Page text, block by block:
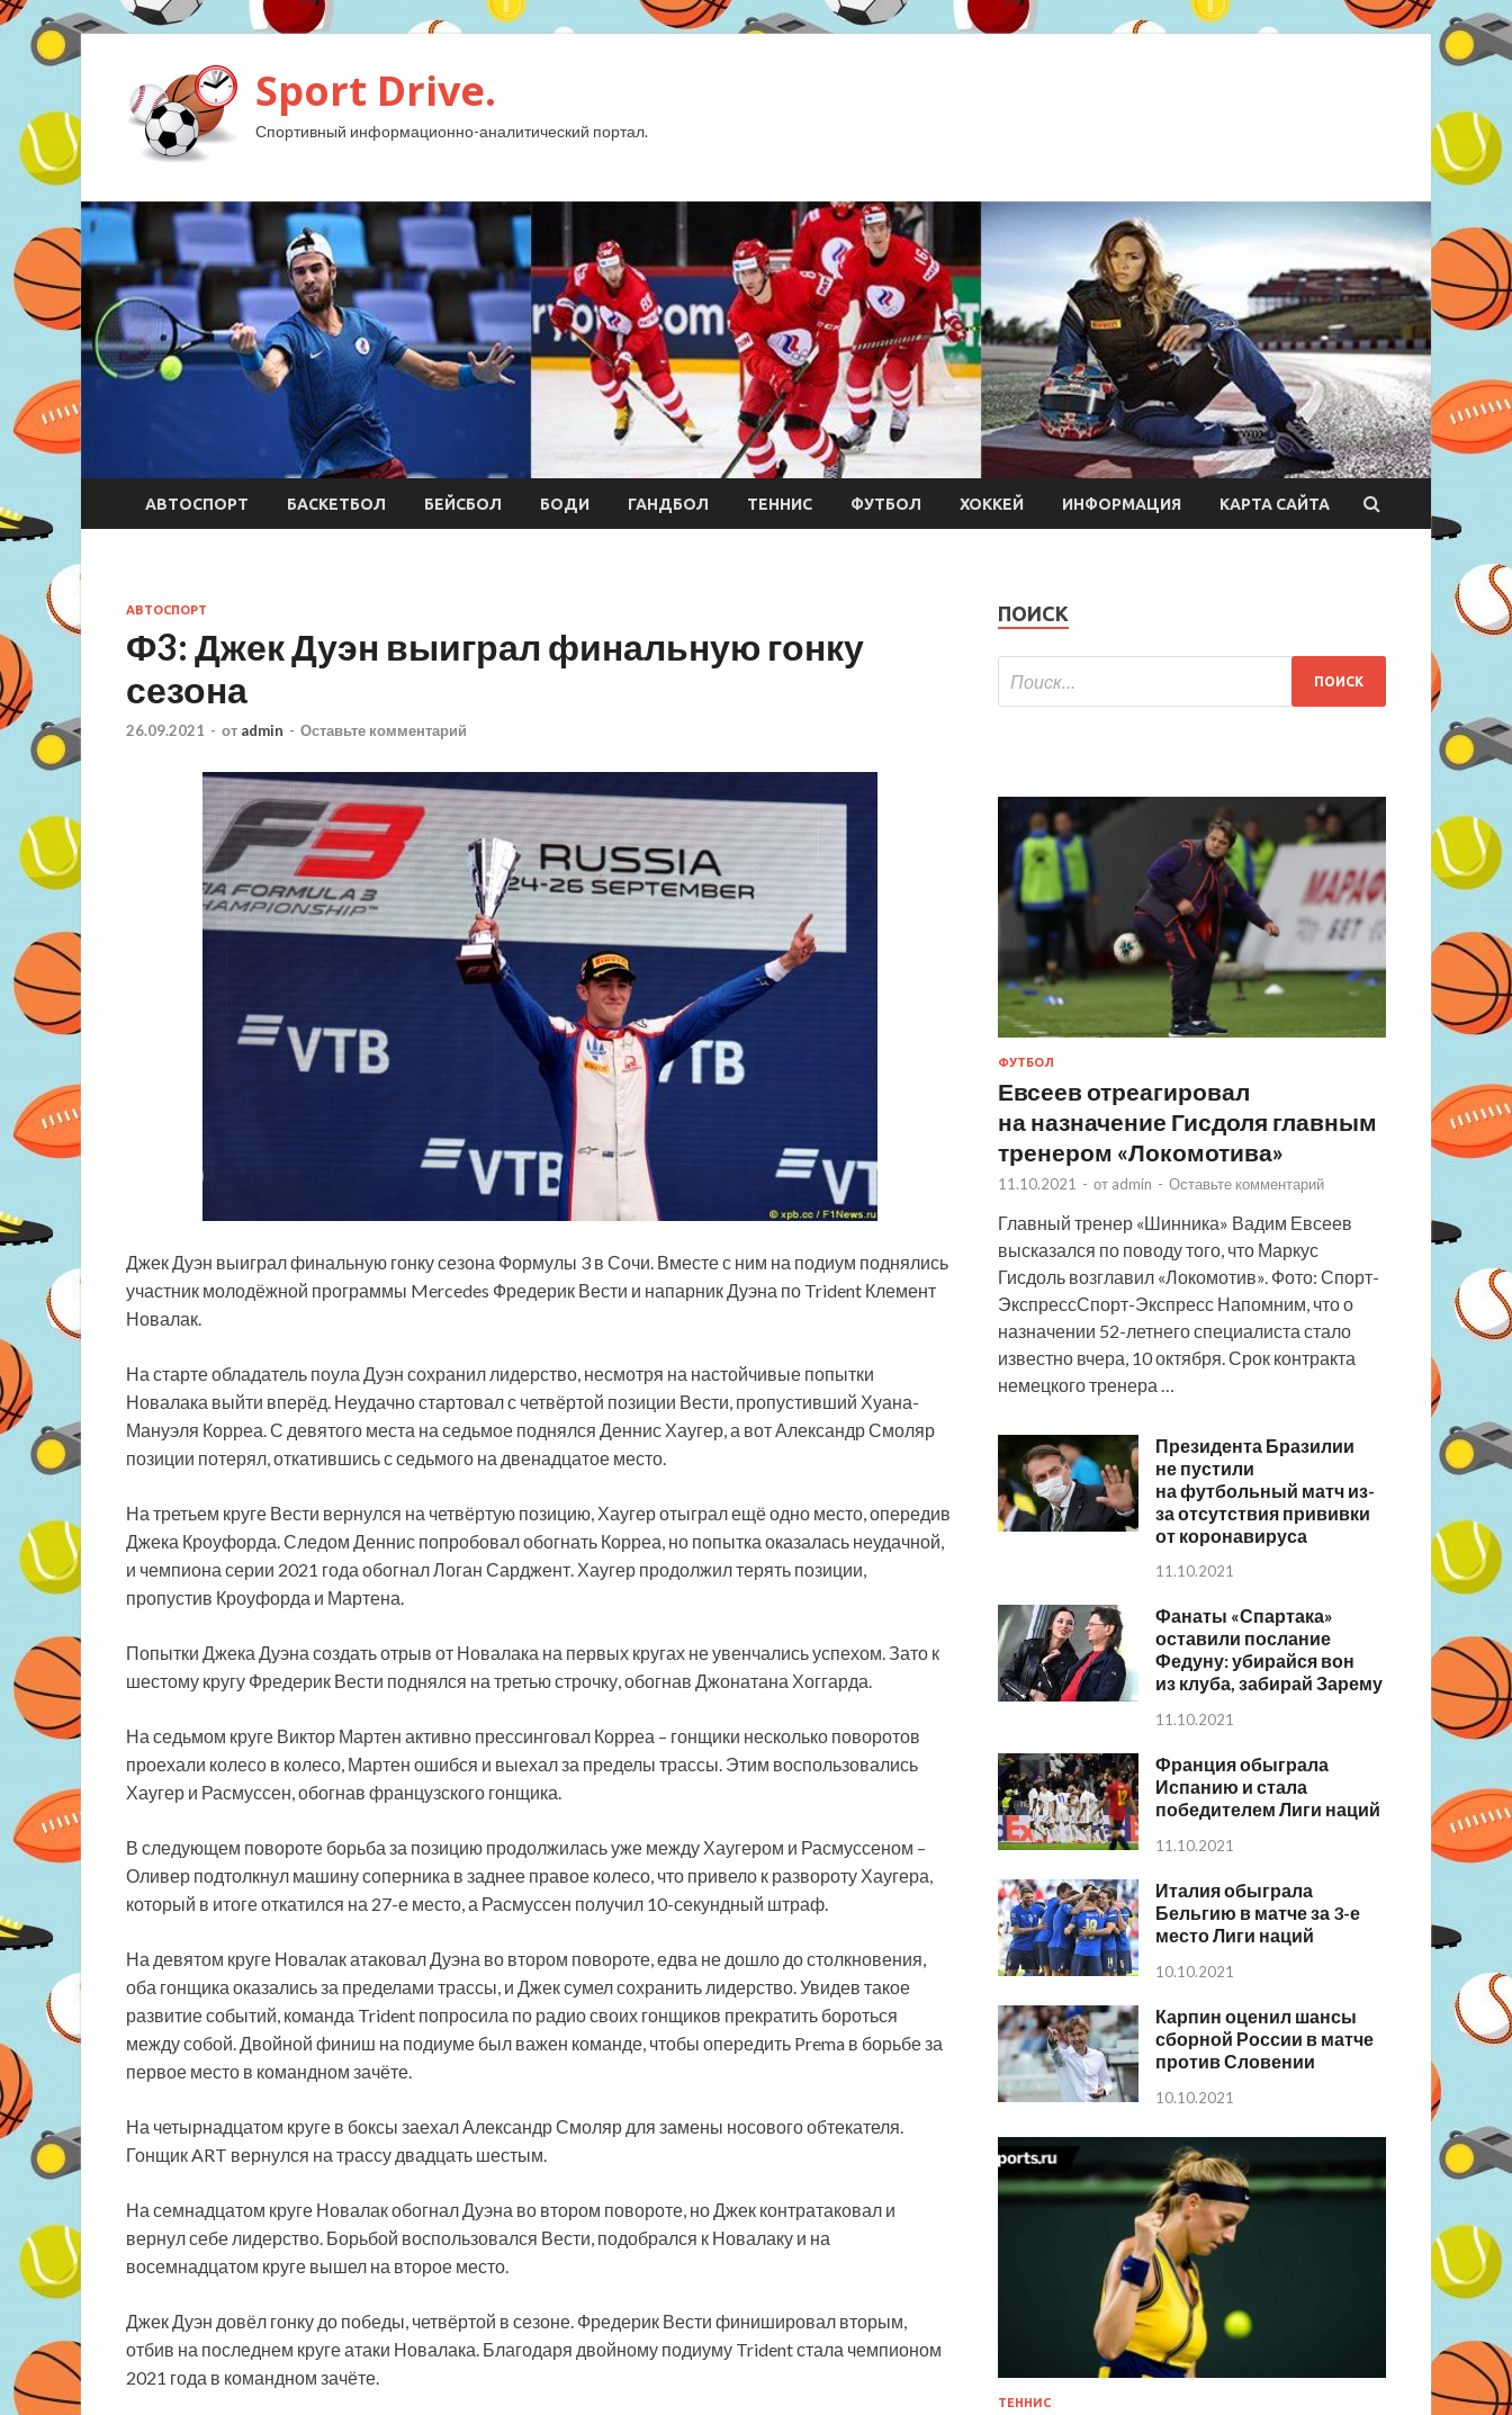
Sport Drive.
Спортивный информационно-аналитический портал.
АВТОСПОРТ БАСКЕТБОЛ БЕЙСБОЛ БОДИ ГАНДБОЛ ТЕННИС ФУТБОЛ ХОККЕЙ ИНФОРМАЦИЯ КАРТА САЙТА
АВТОСПОРТ
Ф3: Джек Дуэн выиграл финальную гонку
сезона
26.09.2021 - от admin - Оставьте комментарий
Джек Дуэн выиграл финальную гонку сезона Формулы 3 в Сочи. Вместе с ним на подиум поднялись
участник молодёжной программы Mercedes Фредерик Вести и напарник Дуэна по Trident Клемент
Новалак.
На старте обладатель поула Дуэн сохранил лидерство, несмотря на настойчивые попытки
Новалака выйти вперёд. Неудачно стартовал с четвёртой позиции Вести, пропустивший Хуана-
Мануэля Корреа. С девятого места на седьмое поднялся Деннис Хаугер, а вот Александр Смоляр
позиции потерял, откатившись с седьмого на двенадцатое место.
На третьем круге Вести вернулся на четвёртую позицию, Хаугер отыграл ещё одно место, опередив
Джека Кроуфорда. Следом Деннис попробовал обогнать Корреа, но попытка оказалась неудачной,
и чемпиона серии 2021 года обогнал Логан Сарджент. Хаугер продолжил терять позиции,
пропустив Кроуфорда и Мартена.
Попытки Джека Дуэна создать отрыв от Новалака на первых кругах не увенчались успехом. Зато к
шестому кругу Фредерик Вести поднялся на третью строчку, обогнав Джонатана Хоггарда.
На седьмом круге Виктор Мартен активно прессинговал Корреа – гонщики несколько поворотов
проехали колесо в колесо, Мартен ошибся и выехал за пределы трассы. Этим воспользовались
Хаугер и Расмуссен, обогнав французского гонщика.
В следующем повороте борьба за позицию продолжилась уже между Хаугером и Расмуссеном –
Оливер подтолкнул машину соперника в заднее правое колесо, что привело к развороту Хаугера,
который в итоге откатился на 27-е место, а Расмуссен получил 10-секундный штраф.
На девятом круге Новалак атаковал Дуэна во втором повороте, едва не дошло до столкновения,
оба гонщика оказались за пределами трассы, и Джек сумел сохранить лидерство. Увидев такое
развитие событий, команда Trident попросила по радио своих гонщиков прекратить бороться
между собой. Двойной финиш на подиуме был важен команде, чтобы опередить Prema в борьбе за
первое место в командном зачёте.
На четырнадцатом круге в боксы заехал Александр Смоляр для замены носового обтекателя.
Гонщик ART вернулся на трассу двадцать шестым.
На семнадцатом круге Новалак обогнал Дуэна во втором повороте, но Джек контратаковал и
вернул себе лидерство. Борьбой воспользовался Вести, подобрался к Новалаку и на
восемнадцатом круге вышел на второе место.
Джек Дуэн довёл гонку до победы, четвёртой в сезоне. Фредерик Вести финишировал вторым,
отбив на последнем круге атаки Новалака. Благодаря двойному подиуму Trident стала чемпионом
2021 года в командном зачёте.
ПОИСК
ФУТБОЛ
Евсеев отреагировал
на назначение Гисдоля главным
тренером «Локомотива»
11.10.2021 - от admin - Оставьте комментарий
Главный тренер «Шинника» Вадим Евсеев
высказался по поводу того, что Маркус
Гисдоль возглавил «Локомотив». Фото: Спорт-
ЭкспрессСпорт-Экспресс Напомним, что о
назначении 52-летнего специалиста стало
известно вчера, 10 октября. Срок контракта
немецкого тренера …
Президента Бразилии
не пустили
на футбольный матч из-
за отсутствия прививки
от коронавируса
11.10.2021
Фанаты «Спартака»
оставили послание
Федуну: убирайся вон
из клуба, забирай Зарему
11.10.2021
Франция обыграла
Испанию и стала
победителем Лиги наций
11.10.2021
Италия обыграла
Бельгию в матче за 3-е
место Лиги наций
10.10.2021
Карпин оценил шансы
сборной России в матче
против Словении
10.10.2021
ТЕННИС